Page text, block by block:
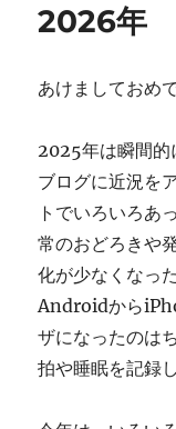
2026年
あけましておめ
2025年は瞬間的
ブログに近況を
トでいろいろあ
常のおどろきや
化が少なくなっ
Androidから
ザになったのは
拍や睡眠を記録